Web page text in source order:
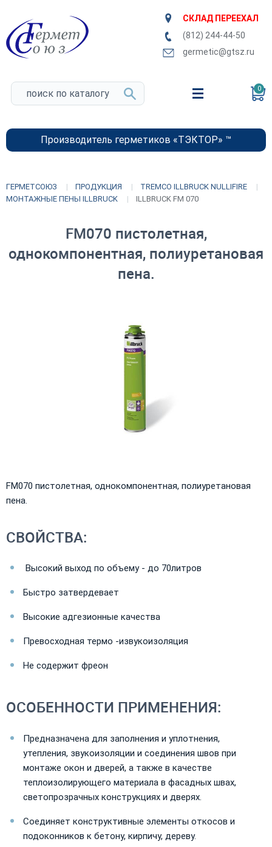
СКЛАД ПЕРЕЕХАЛ
(812) 244-44-50
germetic@gtsz.ru
0
Производитель герметиков «ТЭКТОР» ™
ГЕРМЕТСОЮЗ ПРОДУКЦИЯ
TREMCO ILLBRUCK NULLIFIRE
МОНТАЖНЫЕ ПЕНЫ ILLBRUCK
ILLBRUCK FM 070
FM070 пистолетная,
однокомпонентная, полиуретановая
пена.
FM070 пистолетная, однокомпонентная, полиуретановая
пена.
СВОЙСТВА:
Высокий выход по объему - до 70литров
Быстро затвердевает
Высокие адгезионные качества
Превосходная термо -извукоизоляция
Не содержит фреон
ОСОБЕННОСТИ ПРИМЕНЕНИЯ:
Предназначена для заполнения и уплотнения,
утепления, звукоизоляции и соединения швов при
монтаже окон и дверей, а также в качестве
теплоизолирующего материала в фасадных швах,
светопрозрачных конструкциях и дверях.
Соединяет конструктивные элементы откосов и
подоконников к бетону, кирпичу, дереву.